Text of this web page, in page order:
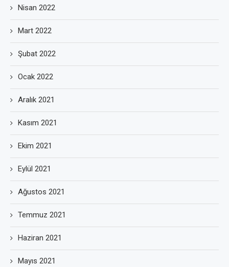
Nisan 2022
Mart 2022
Şubat 2022
Ocak 2022
Aralık 2021
Kasım 2021
Ekim 2021
Eylül 2021
Ağustos 2021
Temmuz 2021
Haziran 2021
Mayıs 2021